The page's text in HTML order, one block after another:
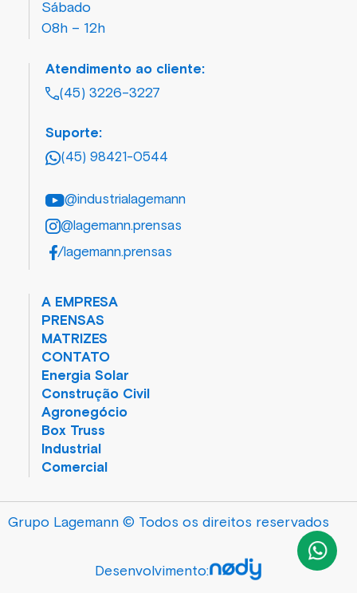
Sábado
08h – 12h
Atendimento ao cliente:
(45) 3226-3227
Suporte:
(45) 98421-0544
@industrialagemann
@lagemann.prensas
/lagemann.prensas
A EMPRESA
PRENSAS
MATRIZES
CONTATO
Energia Solar
Construção Civil
Agronegócio
Box Truss
Industrial
Comercial
Grupo Lagemann © Todos os direitos reservados
Desenvolvimento: